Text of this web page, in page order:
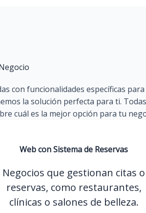
con funcionalidades específicas
la solución perfecta para ti.
cuál es la mejor opción para tu
Web con Sistema de Reservas
Negocios que gestionan citas o
reservas, como restaurantes,
clínicas o salones de belleza.